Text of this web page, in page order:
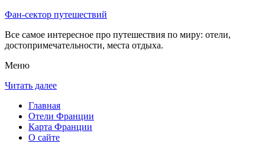
Фан-сектор путешествий
Все самое интересное про путешествия по миру: отели,
достопримечательности, места отдыха.
Меню
Читать далее
Главная
Отели Франции
Карта Франции
О сайте